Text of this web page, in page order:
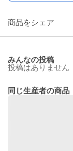
商品をシェア
みんなの投稿
投稿はありません
同じ生産者の商品